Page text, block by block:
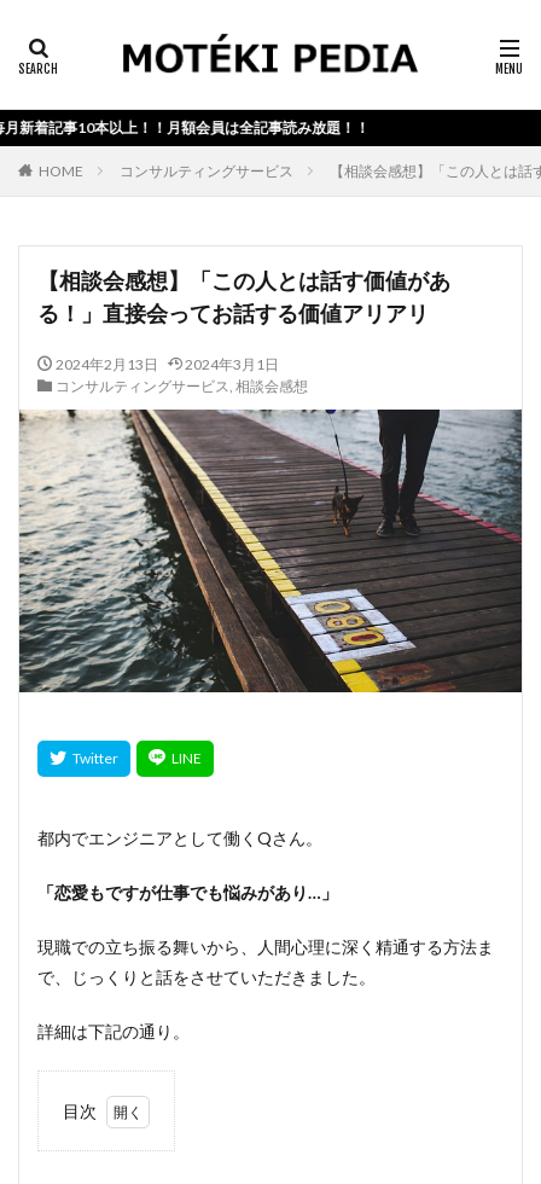
記事10本以上！！月額会員は全記事読み放題！！
HOME コンサルティングサービス 【相談会感想】「この人とは
【相談会感想】「この人とは話す価値があ
る！」直接会ってお話する価値アリアリ
2024年2月13日
2024年3月1日
コンサルティングサービス, 相談会感想
都内でエンジニアとして働くQさん。
「恋愛もですが仕事でも悩みがあり…」
現職での立ち振る舞いから、人間心理に深く精通する方法ま
で、じっくりと話をさせていただきました。
詳細は下記の通り。
目次